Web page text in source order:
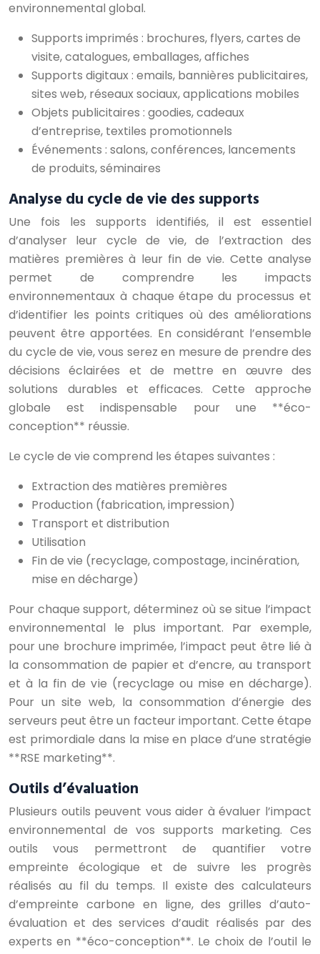
environnemental global.
Supports imprimés : brochures, flyers, cartes de
visite, catalogues, emballages, affiches
Supports digitaux : emails, bannières publicitaires,
sites web, réseaux sociaux, applications mobiles
Objets publicitaires : goodies, cadeaux
d’entreprise, textiles promotionnels
Événements : salons, conférences, lancements
de produits, séminaires
Analyse du cycle de vie des supports
Une fois les supports identifiés, il est essentiel
d’analyser leur cycle de vie, de l’extraction des
matières premières à leur fin de vie. Cette analyse
permet de comprendre les impacts
environnementaux à chaque étape du processus et
d’identifier les points critiques où des améliorations
peuvent être apportées. En considérant l’ensemble
du cycle de vie, vous serez en mesure de prendre des
décisions éclairées et de mettre en œuvre des
solutions durables et efficaces. Cette approche
globale est indispensable pour une **éco-
conception** réussie.
Le cycle de vie comprend les étapes suivantes :
Extraction des matières premières
Production (fabrication, impression)
Transport et distribution
Utilisation
Fin de vie (recyclage, compostage, incinération,
mise en décharge)
Pour chaque support, déterminez où se situe l’impact
environnemental le plus important. Par exemple,
pour une brochure imprimée, l’impact peut être lié à
la consommation de papier et d’encre, au transport
et à la fin de vie (recyclage ou mise en décharge).
Pour un site web, la consommation d’énergie des
serveurs peut être un facteur important. Cette étape
est primordiale dans la mise en place d’une stratégie
**RSE marketing**.
Outils d’évaluation
Plusieurs outils peuvent vous aider à évaluer l’impact
environnemental de vos supports marketing. Ces
outils vous permettront de quantifier votre
empreinte écologique et de suivre les progrès
réalisés au fil du temps. Il existe des calculateurs
d’empreinte carbone en ligne, des grilles d’auto-
évaluation et des services d’audit réalisés par des
experts en **éco-conception**. Le choix de l’outil le